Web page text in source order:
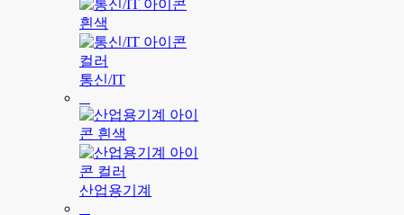
통신/IT
산업용기계